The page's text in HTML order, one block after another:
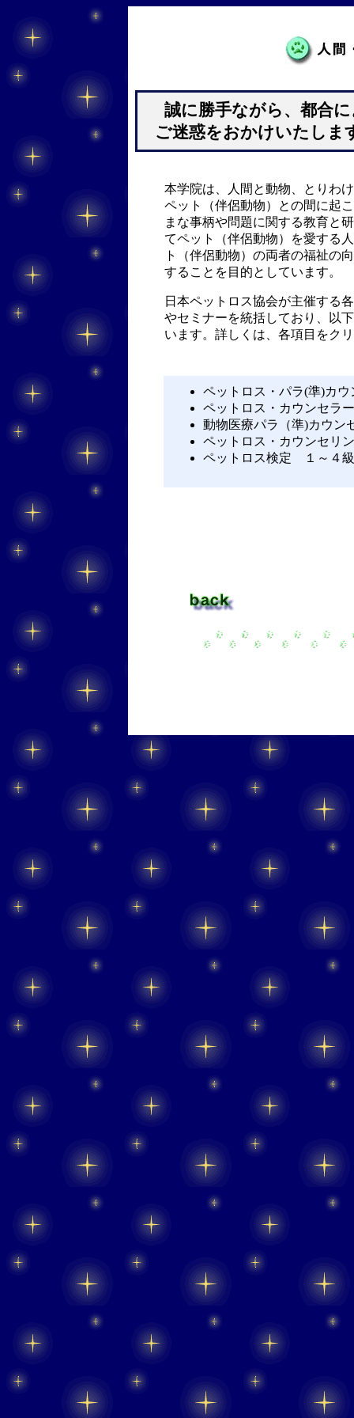
誠に勝手ながら、都合
ご迷惑をおかけいたしま
本学院は、人間と動物、とりわ
ペット（伴侶動物）との間に起
まな事柄や問題に関する教育と
てペット（伴侶動物）を愛する
ト（伴侶動物）の両者の福祉の
することを目的としています。
日本ペットロス協会が主催する
やセミナーを統括しており、以
います。詳しくは、各項目をク
ペットロス・パラ(準)カ
ペットロス・カウンセラ
動物医療パラ（準)カウン
ペットロス・カウンセリ
ペットロス検定
１ ～４